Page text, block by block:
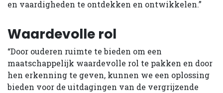
en vaardigheden te ontdekken en ontwikkelen.”
Waardevolle rol
“Door ouderen ruimte te bieden om een
maatschappelijk waardevolle rol te pakken en door
hen erkenning te geven, kunnen we een oplossing
bieden voor de uitdagingen van de vergrijzende